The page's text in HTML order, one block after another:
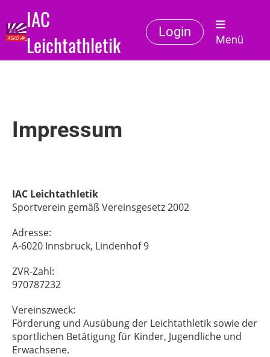
IAC
Leichtathletik
Login
Menü
Impressum
IAC Leichtathletik
Sportverein gemäß Vereinsgesetz 2002
Adresse:
A-6020 Innsbruck, Lindenhof 9
ZVR-Zahl:
970787232
Vereinszweck:
Förderung und Ausübung der Leichtathletik sowie der
sportlichen Betätigung für Kinder, Jugendliche und
Erwachsene.